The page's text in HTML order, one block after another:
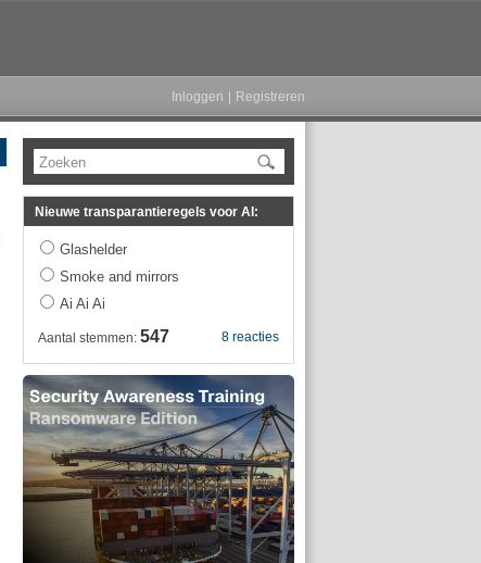
Inloggen Registreren
Zoeken
Nieuwe transparantieregels voor AI:
Glashelder
Smoke and mirrors
Ai Ai Ai
8 reacties
Aantal stemmen: 547